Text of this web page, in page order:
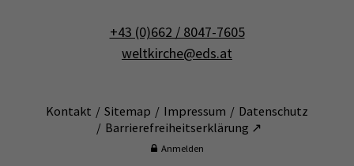
+43 (0)662 / 8047-7605
weltkirche@eds.at
Kontakt Sitemap Impressum
Datenschutz
Barrierefreiheitserklärung ↗
Anmelden